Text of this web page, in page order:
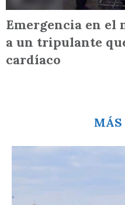
Emergencia en el
a un tripulante
cardíaco
MÁS